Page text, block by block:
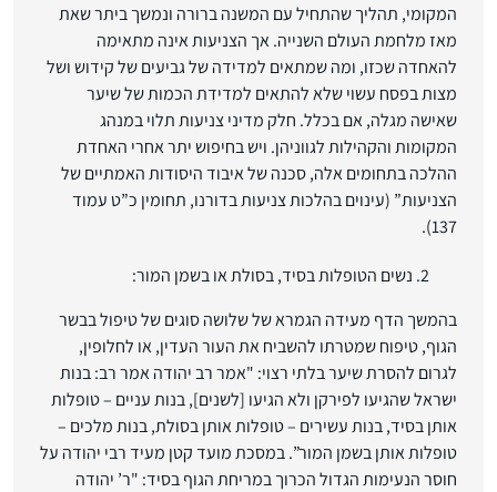
המקומי, תהליך שהתחיל עם המשנה ברורה ונמשך ביתר שאת
מאז מלחמת העולם השנייה. אך הצניעות אינה מתאימה
להאחדה שכזו, ומה שמתאים למדידה של גביעים של קידוש ושל
מצות בפסח עשוי שלא להתאים למדידת הכמות של שיער
שאישה מגלה, אם בכלל. חלק מדיני צניעות תלוי במנהג
המקומות והקהילות לגווניהן. ויש בחיפוש יתר אחרי האחדת
ההלכה בתחומים אלה, סכנה של איבוד היסודות האמתיים של
הצניעות” (עינוים בהלכות צניעות בדורנו, תחומין כ”ט עמוד
137).
נשים הטופלות בסיד, בסולת או בשמן המור:
בהמשך הדף מעידה הגמרא של שלושה סוגים של טיפול בבשר
הגוף, טיפוח שמטרתו להשביח את העור העדין, או לחלופין,
לגרום להסרת שיער בלתי רצוי: "אמר רב יהודה אמר רב: בנות
ישראל שהגיעו לפירקן ולא הגיעו [לשנים], בנות עניים – טופלות
אותן בסיד, בנות עשירים – טופלות אותן בסולת, בנות מלכים –
טופלות אותן בשמן המור”. במסכת מועד קטן מעיד רבי יהודה על
חוסר הנעימות הגדול הכרוך במריחת הגוף בסיד: "ר’ יהודה